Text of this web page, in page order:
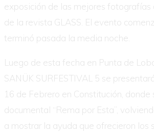
exposición de las mejores fotografías
de la revista GLASS. El evento
terminó pasada la media noche.
Luego de esta fecha en Punta de
SANÜK SURFESTIVAL 5 se
16 de Febrero en Constitución, donde
documental “Rema por Esta”,
a mostrar la ayuda que ofrecieron los